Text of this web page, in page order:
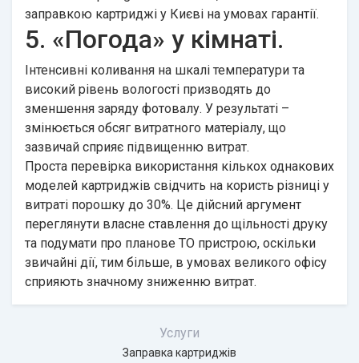
заправкою картриджі у Києві на умовах гарантії.
5. «Погода» у кімнаті.
Інтенсивні коливання на шкалі температури та
високий рівень вологості призводять до
зменшення заряду фотовалу. У результаті –
змінюється обсяг витратного матеріалу, що
зазвичай сприяє підвищенню витрат.
Проста перевірка використання кількох однакових
моделей картриджів свідчить на користь різниці у
витраті порошку до 30%. Це дійсний аргумент
переглянути власне ставлення до щільності друку
та подумати про планове ТО пристрою, оскільки
звичайні дії, тим більше, в умовах великого офісу
сприяють значному зниженню витрат.
Услуги
Заправка картриджів